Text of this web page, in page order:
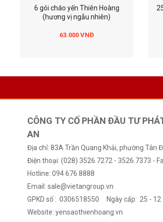
6 gói cháo yến Thiên Hoàng
(hương vị ngẫu nhiên)
63.000 VNĐ
12 Lốc yến sào Thiên Hoàng 41%
(6 lọ/lốc)
1.520.000 VNĐ
CÔNG TY CỐ PHẦN ĐẦU TƯ
AN
Địa chỉ: 83A Trần Quang Khải, phường Tân
Điện thoại: (028) 3526.7272 - 3526.7373 -
Hotline: 094 676 8888
Email: sale@vietangroup.vn
GPKD số : 0306518550 Ngày cấp: 25 - 12
Website:yensaothienhoang.vn